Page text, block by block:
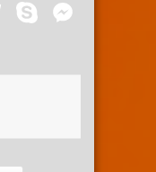
Telegram
Skype